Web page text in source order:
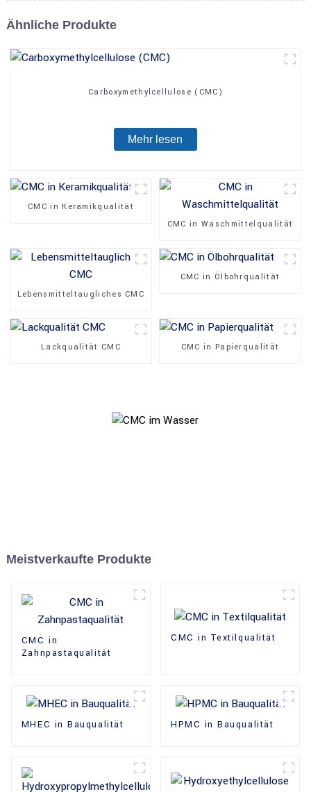
Ähnliche Produkte
Carboxymethylcellulose (CMC)
Mehr lesen
CMC in Keramikqualität
CMC in Waschmittelqualität
Lebensmitteltaugliches CMC
CMC in Ölbohrqualität
Lackqualität CMC CMC in Papierqualität
Meistverkaufte Produkte
CMC in
Zahnpastaqualität
CMC in Textilqualität
MHEC in Bauqualität HPMC in Bauqualität